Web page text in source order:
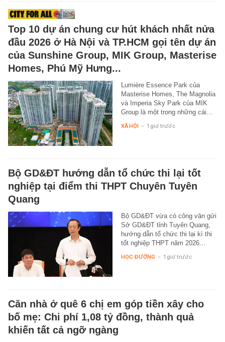
Top 10 dự án chung cư hút khách nhất nửa
đầu 2026 ở Hà Nội và TP.HCM gọi tên dự án
của Sunshine Group, MIK Group, Masterise
Homes, Phú Mỹ Hưng...
Lumière Essence Park của
Masterise Homes, The Magnolia
và Imperia Sky Park của MIK
Group là một trong những cái…
XÃ HỘI - 1 giờ trước
Bộ GD&ĐT hướng dẫn tổ chức thi lại tốt
nghiệp tại điểm thi THPT Chuyên Tuyên
Quang
Bộ GD&ĐT vừa có công văn gửi
Sở GD&ĐT tỉnh Tuyên Quang,
hướng dẫn tổ chức thi lại kì thi
tốt nghiệp THPT năm 2026…
HỌC ĐƯỜNG - 1 giờ trước
Căn nhà ở quê 6 chị em góp tiền xây cho
bố mẹ: Chi phí 1,08 tỷ đồng, thành quả
khiến tất cả ngỡ ngàng